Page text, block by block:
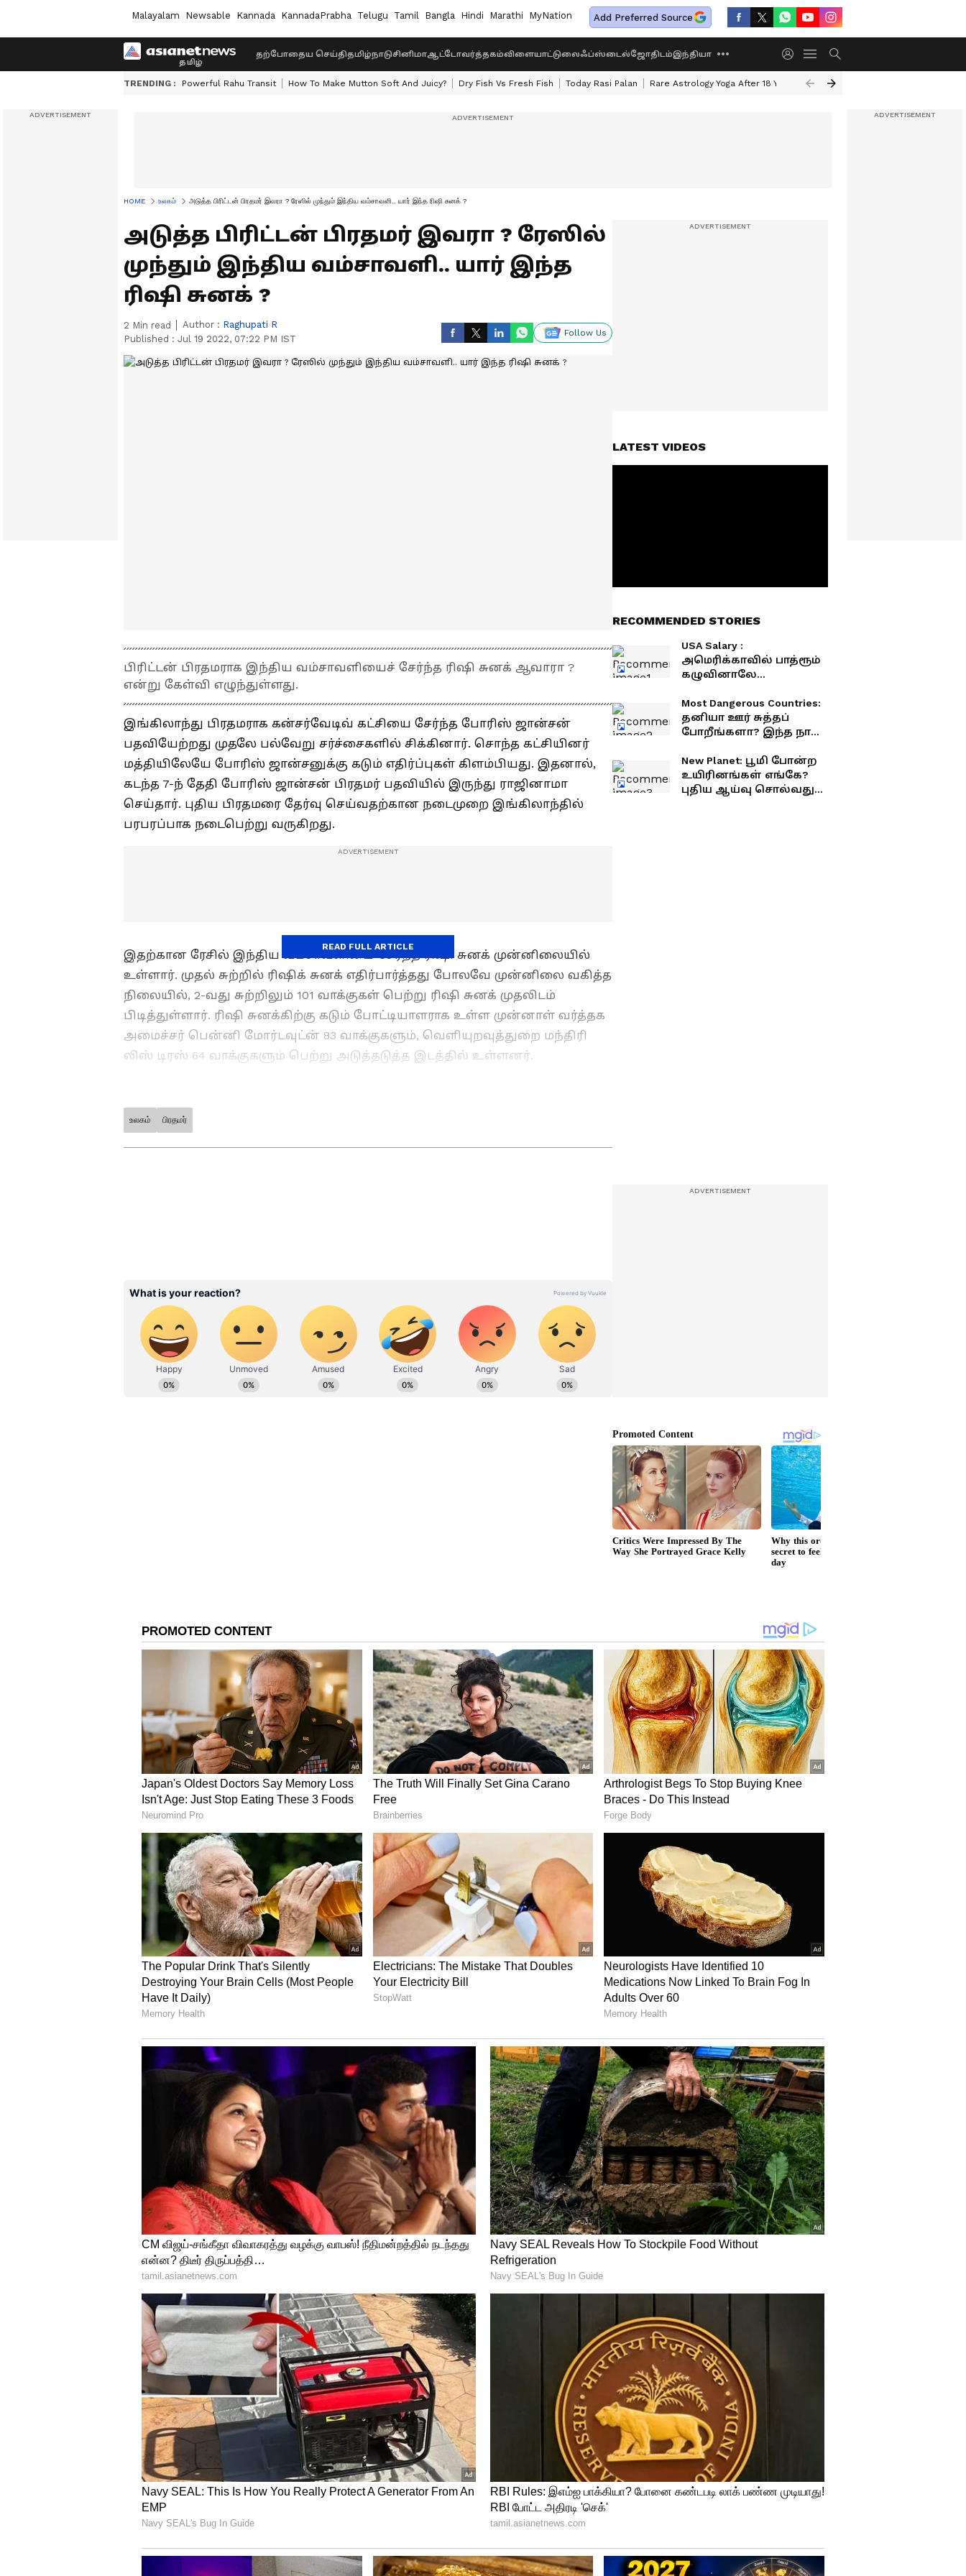
Malayalam Newsable Kannada KannadaPrabha Telugu Tamil Bangla Hindi Marathi MyNation Add Preferred Source
தற்போதைய செய்திதமிழ்நாடுசினிமாஆட்டோவர்த்தகம்விளையாட்டுலைஃப்ஸ்டைல்ஜோதிடம்இந்தியா
TRENDING : Powerful Rahu Transit How To Make Mutton Soft And Juicy? Dry Fish Vs Fresh Fish Today Rasi Palan Rare Astrology Yoga After 18 Years Dwi Pushkar Yoga 2026
HOME உலகம் அடுத்த பிரிட்டன் பிரதமர் இவரா ? ரேஸில் முந்தும் இந்திய வம்சாவளி.. யார் இந்த ரிஷி சுனக் ?
அடுத்த பிரிட்டன் பிரதமர் இவரா ? ரேஸில்
முந்தும் இந்திய வம்சாவளி.. யார் இந்த
ரிஷி சுனக் ?
2 Min read Author : Raghupati R
Published : Jul 19 2022, 07:22 PM IST
Follow Us
பிரிட்டன் பிரதமராக இந்திய வம்சாவளியைச் சேர்ந்த ரிஷி சுனக் ஆவாரா ?
என்று கேள்வி எழுந்துள்ளது.
இங்கிலாந்து பிரதமராக கன்சர்வேடிவ் கட்சியை சேர்ந்த போரிஸ் ஜான்சன்
பதவியேற்றது முதலே பல்வேறு சர்ச்சைகளில் சிக்கினார். சொந்த கட்சியினர்
மத்தியிலேயே போரிஸ் ஜான்சனுக்கு கடும் எதிர்ப்புகள் கிளம்பியது. இதனால்,
கடந்த 7-ந் தேதி போரிஸ் ஜான்சன் பிரதமர் பதவியில் இருந்து ராஜினாமா
செய்தார். புதிய பிரதமரை தேர்வு செய்வதற்கான நடைமுறை இங்கிலாந்தில்
பரபரப்பாக நடைபெற்று வருகிறது.
இதற்கான ரேசில் இந்திய வம்சாவளியை சேர்ந்த ரிஷி சுனக் முன்னிலையில்
உள்ளார். முதல் சுற்றில் ரிஷிக் சுனக் எதிர்பார்த்தது போலவே முன்னிலை வகித்த
நிலையில், 2-வது சுற்றிலும் 101 வாக்குகள் பெற்று ரிஷி சுனக் முதலிடம்
பிடித்துள்ளார். ரிஷி சுனக்கிற்கு கடும் போட்டியாளராக உள்ள முன்னாள் வர்த்தக
அமைச்சர் பென்னி மோர்டவுட்ன் 83 வாக்குகளும், வெளியுறவுத்துறை மந்திரி
லிஸ் டிரஸ் 64 வாக்குகளும் பெற்று அடுத்தடுத்த இடத்தில் உள்ளனர்.
மூர்த்தியின் மகளான அக்சதா மூர்த்தியை 2009ம் ஆண்டில் திருமணம் செய்தார்.
இருவரும் ஸ்டான்போர்டு பல்கலைக்கழகத்தில் ஒன்றாக படிக்கும் போது
காதலித்து திருமணம் செய்துகொண்டனர்.
மேலும் செய்திகளுக்கு..
எங்க பொண்ணோட கையெழுத்து இல்லை..
ஸ்ரீமதி பெற்றோர்கள் சொன்ன அதிர்ச்சி தகவல்
இவர்களுக்கு இரு பெண் குழந்தைகள் உள்ளனர். 2015ம் ஆண்டில் தீவிர அரசியல்
களத்தில் குதித்த ரிஷி சுனக் கன்சர்வேடிவ் கட்சி வேட்பாளராக போட்டியிட்டு
ரிச்மன்ட் பகுதியின் எம்பியாக தேர்வு செய்யப்பட்டார். 2019ம் ஆண்டு தேர்தலில்
போரிஸ் ஜான்சன் பிரதமராக ஆதரவு அளித்து பரப்புரை செய்தார் ரிஷி.
தேர்தலில் வென்று போரிஸ் ஜான்சன் பிரதமரான நிலையில், ரிஷி சுனக்கிற்கு
நிதித்துறை தலைமை செயலாளர் பதவி வழங்கப்பட்டது. பிறகு 2020ஆம்
ஆண்டில் பிரதமர், துணை பிரதமர் ஆகியோருக்கு அடுத்த அந்தஸ்தில் இருக்கும்
அமைச்சரவை பதவி ரிஷி சுனக்கிற்கு வழங்கப்பட்டது.
கோவிட் காலத்தில் ரிஷி சுனக் நிதித்துறையில் செய்த நடவடிக்கைகள் அவருக்கு
பாராட்டுகளை தந்துள்ளது. அதே சமயத்தில் பல்வேறு சர்ச்சைகளையும்
கிளப்பியது. குறுகிய காலத்திலேயே அரசியலில் இவர் பெரும் வளர்ச்சி
பெற்றதற்கும் பலர் விமர்சனங்களை முன்வைத்து வருகின்றனர். இன்னும்
இரண்டு, மூன்று மாதங்களுக்குள் புதிய பிரதமர் தேர்வாகும் நிலையில், பிரிட்டன்
பிரதமராக இந்திய வம்சாவளியைச் சேர்ந்த ஒருவர் ஆவாரா ? என்று கேள்வி
எழுந்துள்ளது.
மேலும் செய்திகளுக்கு..
போக்குவரத்து ஊழியர்கள் ஸ்ட்ரைக் அறிவிப்பு.!
எப்போது தெரியுமா ?
READ FULL ARTICLE
ABOUT THE AUTHOR
Raghupati R
உலகம் பிரதமர்
LATEST VIDEOS
RECOMMENDED STORIES
USA Salary :
அமெரிக்காவில் பாத்ரூம்
கழுவினாலே
ஆகிடலாமா? அட்ரா
சக்கை!
Most Dangerous Countries:
தனியா ஊர் சுத்தப்
போறீங்களா? இந்த நாடு
லிஸ்ட் உள்ளே
New Planet: பூமி போன்ற
உயிரினங்கள் எங்கே?
புதிய ஆய்வு சொல்வது